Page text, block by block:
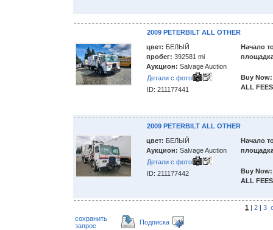
2009 PETERBILT ALL OTHER
цвет: БЕЛЫЙ
пробег: 392581 mi
Аукцион: Salvage Auction
Детали с фото
ID: 211177441
Начало
Buy Now:
ALL
2009 PETERBILT ALL OTHER
цвет: БЕЛЫЙ
Аукцион: Salvage Auction
Детали с фото
ID: 211177442
Начало
Buy Now:
ALL
1 | 2 | 3
сохранить
запрос
Подписка